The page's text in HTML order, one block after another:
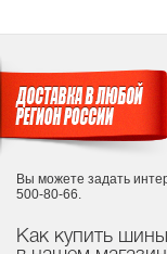
Как купить
Вы можете задать
500-80-66.